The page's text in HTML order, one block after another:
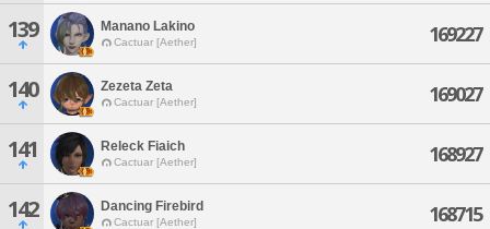
139 Manano Lakino
Cactuar [Aether] 169227
140 Zezeta Zeta
Cactuar [Aether] 169027
141 Releck Fiaich
Cactuar [Aether] 168927
142 Dancing Firebird
Cactuar [Aether] 168715